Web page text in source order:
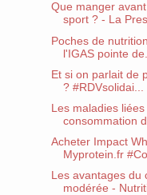
Que manger
sport ? - La
Poches de
l'IGAS pointe
Et si on parlait de
? #RDVsolidai...
Les maladies
consommation
Acheter Impact
Myprotein.fr
Les avantages du
modérée -